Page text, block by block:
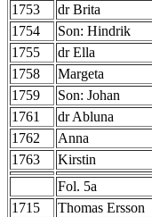
1753
dr Brita
1754
Son: Hindrik
1755
dr Ella
1758
Margeta
1759
Son: Johan
1761
dr Abluna
1762
Anna
1763
Kirstin
Fol. 5a
1715
Thomas Ersson